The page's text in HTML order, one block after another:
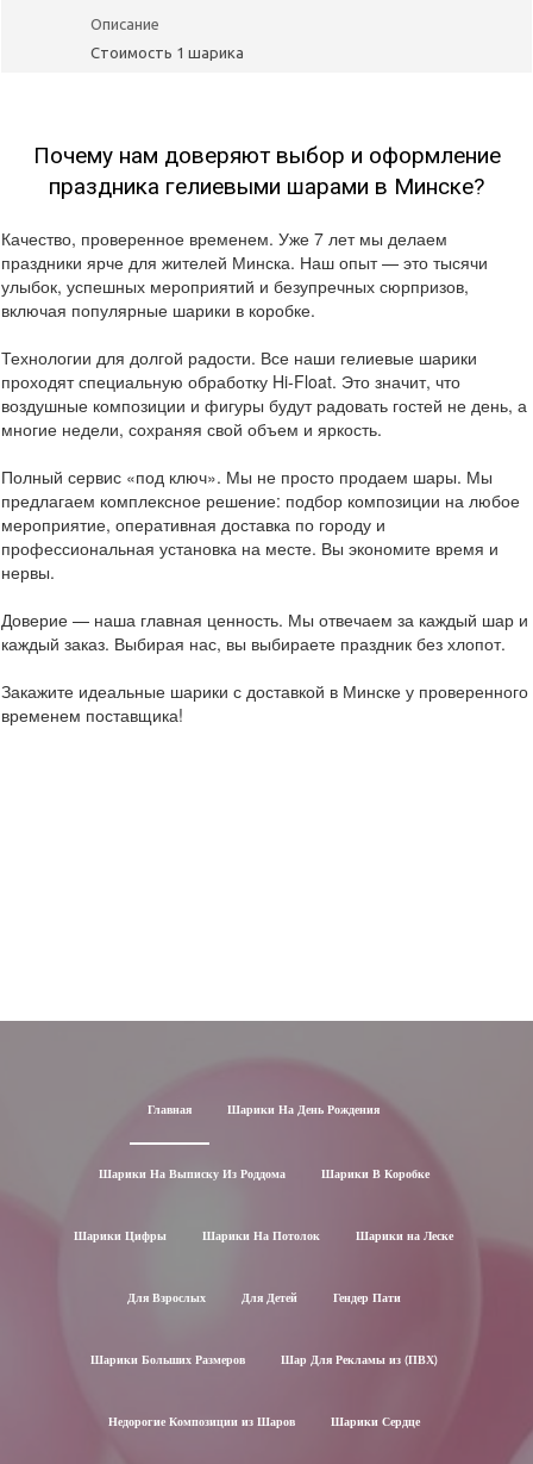
Описание
Стоимость 1 шарика
Почему нам доверяют выбор и оформление
праздника гелиевыми шарами в Минске?
Качество, проверенное временем. Уже 7 лет мы делаем
праздники ярче для жителей Минска. Наш опыт — это тысячи
улыбок, успешных мероприятий и безупречных сюрпризов,
включая популярные шарики в коробке.
Технологии для долгой радости. Все наши гелиевые шарики
проходят специальную обработку Hi-Float. Это значит, что
воздушные композиции и фигуры будут радовать гостей не день, а
многие недели, сохраняя свой объем и яркость.
Полный сервис «под ключ». Мы не просто продаем шары. Мы
предлагаем комплексное решение: подбор композиции на любое
мероприятие, оперативная доставка по городу и
профессиональная установка на месте. Вы экономите время и
нервы.
Доверие — наша главная ценность. Мы отвечаем за каждый шар и
каждый заказ. Выбирая нас, вы выбираете праздник без хлопот.
Закажите идеальные шарики с доставкой в Минске у проверенного
временем поставщика!
Главная Шарики На День Рождения
Шарики На Выписку Из Роддома Шарики В Коробке
Шарики Цифры Шарики На Потолок Шарики на Леске
Для Взрослых Для Детей Гендер Пати
Шарики Больших Размеров Шар Для Рекламы из (ПВХ)
Недорогие Композиции из Шаров Шарики Сердце